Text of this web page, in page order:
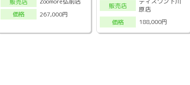
価格
267,000円
販売店
原店
価格
188,000円